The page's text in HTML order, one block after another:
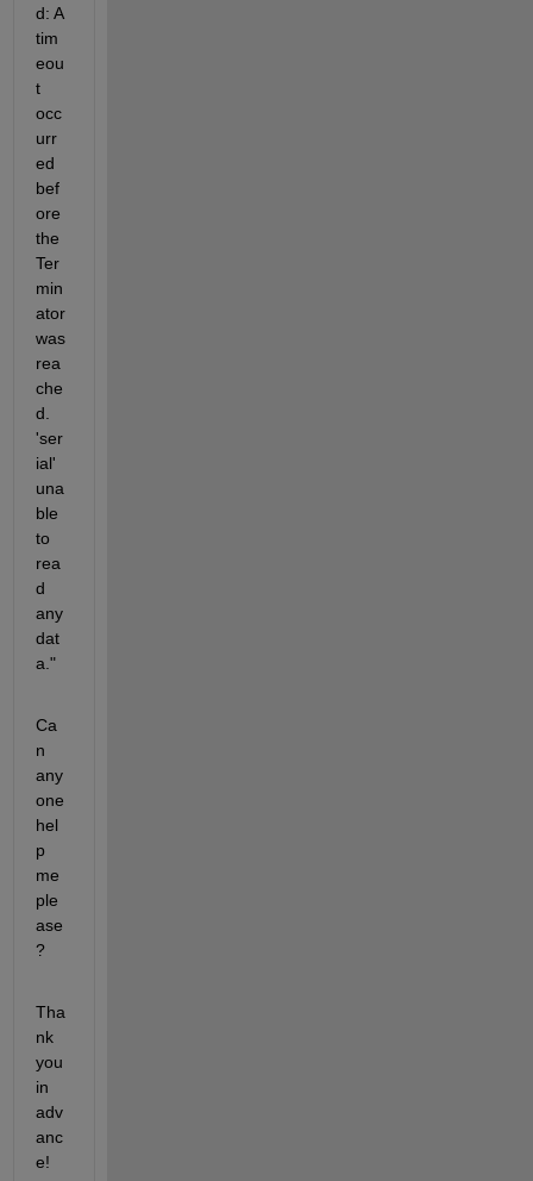
d: A
tim
eou
t
occ
urr
ed
bef
ore
the
Ter
min
ator
was
rea
che
d.
'ser
ial'
una
ble
to
rea
d
any
dat
a."
Ca
n
any
one
hel
p
me
ple
ase
?
Tha
nk
you
in
adv
anc
e!